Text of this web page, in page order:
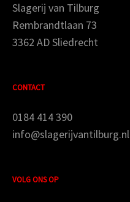
Slagerij van Tilburg
Rembrandtlaan 73
3362 AD Sliedrecht
CONTACT
0184 414 390
info@slagerijvantilburg.nl
VOLG ONS OP